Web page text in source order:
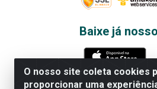
O nosso site coleta cookies
proporcionar uma
Baixe já